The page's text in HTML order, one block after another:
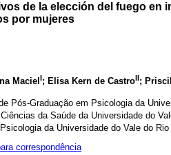
de la elección del fuego en
por mujeres
Maciel I; Elisa Kern de CastroII;
Pós-Graduação em Psicologia da
da Saúde da Universidade do
da Universidade do Vale do
correspondência